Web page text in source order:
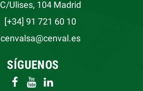
C/Ulises, 104 Madrid
[+34] 91 721 60 10
cenvalsa@cenval.es
SÍGUENOS